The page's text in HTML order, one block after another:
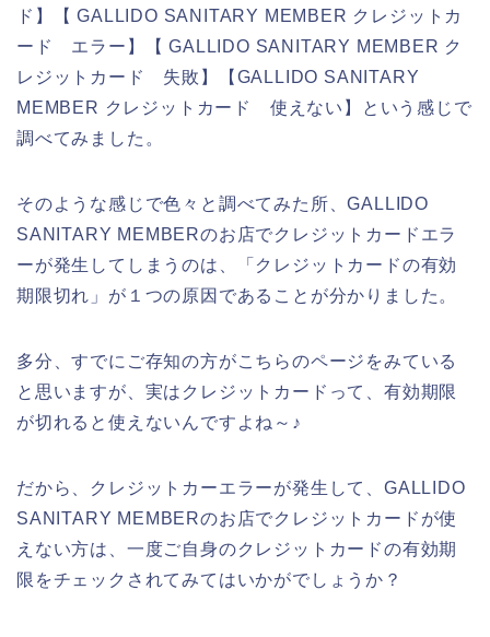
ド】【 GALLIDO SANITARY MEMBER クレジットカ
ード エラー】【 GALLIDO SANITARY MEMBER ク
レジットカード 失敗】【GALLIDO SANITARY
MEMBER クレジットカード 使えない】という感じで
調べてみました。
そのような感じで色々と調べてみた所、GALLIDO
SANITARY MEMBERのお店でクレジットカードエラ
ーが発生してしまうのは、「クレジットカードの有効
期限切れ」が１つの原因であることが分かりました。
多分、すでにご存知の方がこちらのページをみている
と思いますが、実はクレジットカードって、有効期限
が切れると使えないんですよね～♪
だから、クレジットカーエラーが発生して、GALLIDO
SANITARY MEMBERのお店でクレジットカードが使
えない方は、一度ご自身のクレジットカードの有効期
限をチェックされてみてはいかがでしょうか？